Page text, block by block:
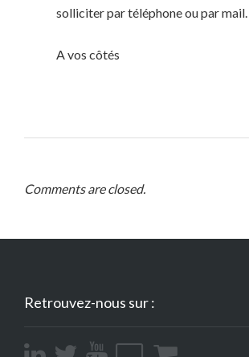
solliciter par téléphone ou par mail.
A vos côtés
Comments are closed.
Retrouvez-nous sur :